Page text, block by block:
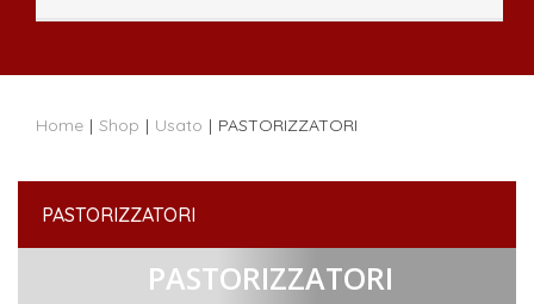
Home | Shop | Usato | PASTORIZZATORI
PASTORIZZATORI
PASTORIZZATORI